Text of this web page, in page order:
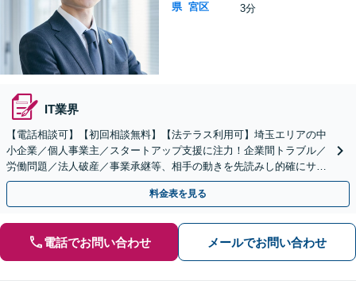
県 宮区
3分
IT業界
【電話相談可】【初回相談無料】【法テラス利用可】埼玉エリアの中
小企業／個人事業主／スタートアップ支援に注力！企業間トラブル／
労働問題／法人破産／事業承継等、相手の動きを先読みし的確にサポ
ート。顧問契約料は柔軟に調整【完全個室】【大宮駅3分】
料金表を見る
電話でお問い合わせ メールでお問い合わせ